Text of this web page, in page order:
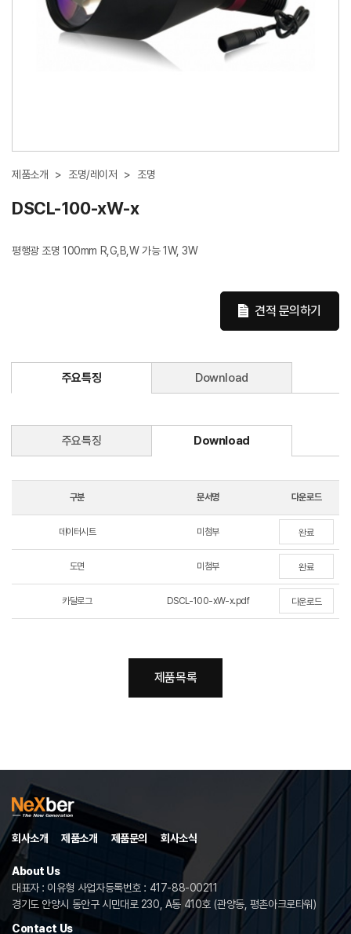
제품소개 > 조명/레이저 > 조명
DSCL-100-xW-x
평행광 조명 100mm R,G,B,W 가능 1W, 3W
견적 문의하기
주요특징 Download
주요특징 Download
구분 문서명 다운로드
데이터시트 미첨부 완료
도면 미첨부 완료
카달로그 DSCL-100-xW-x.pdf 다운로드
제품목록
회사소개 제품소개 제품문의 회사소식
About Us
대표자 : 이유형 사업자등록번호 : 417-88-00211
경기도 안양시 동안구 시민대로 230, A동 410호 (관양동, 평촌아크로타워)
Contact Us